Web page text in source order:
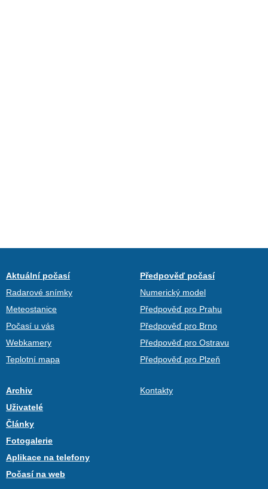
Aktuální počasí
Radarové snímky
Meteostanice
Počasí u vás
Webkamery
Teplotní mapa
Předpověď počasí
Numerický model
Předpověď pro Prahu
Předpověď pro Brno
Předpověď pro Ostravu
Předpověď pro Plzeň
Archiv
Uživatelé
Články
Fotogalerie
Aplikace na telefony
Počasí na web
Kontakty